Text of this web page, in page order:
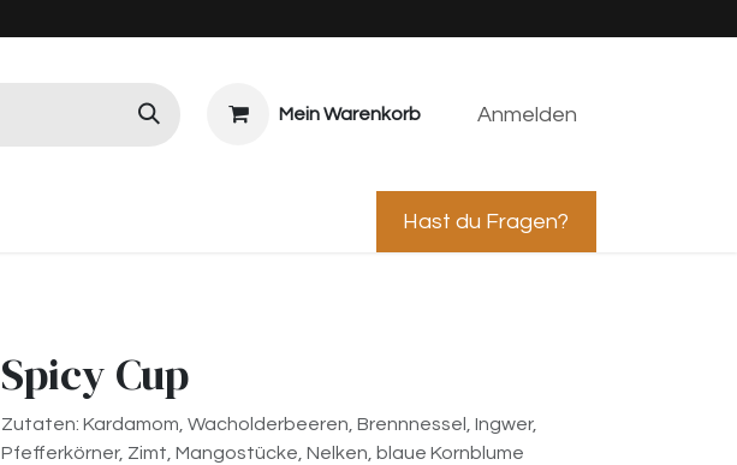
Mein Warenkorb Anmelden
Hast du Fragen?
Spicy Cup
Zutaten: Kardamom, Wacholderbeeren, Brennnessel, Ingwer,
Pfefferkörner, Zimt, Mangostücke, Nelken, blaue Kornblume